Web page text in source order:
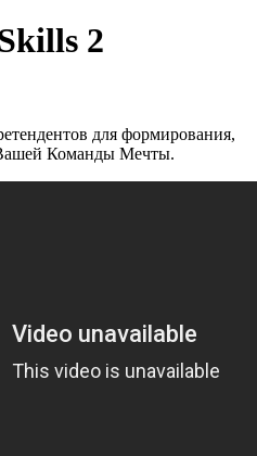
2
для формирования,
Команды Мечты.